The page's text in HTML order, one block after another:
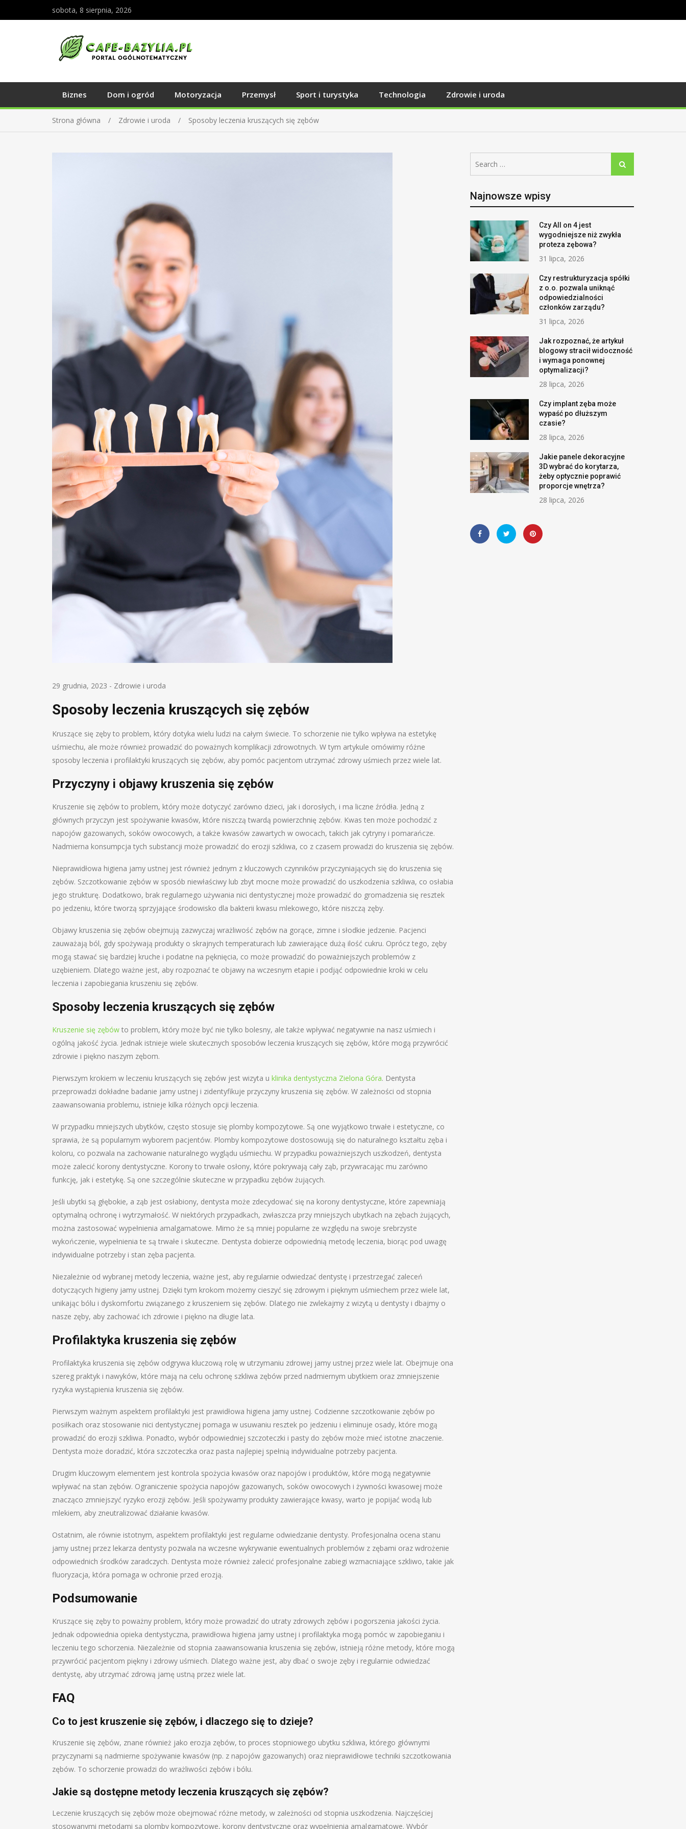
sobota, 8 sierpnia, 2026
Biznes Dom i ogród Motoryzacja Przemysł Sport i turystyka Technologia Zdrowie i uroda
Strona główna Zdrowie i uroda Sposoby leczenia kruszących się zębów
29 grudnia, 2023 - Zdrowie i uroda
Sposoby leczenia kruszących się zębów
Kruszące się zęby to problem, który dotyka wielu ludzi na całym świecie. To schorzenie nie tylko wpływa na estetykę
uśmiechu, ale może również prowadzić do poważnych komplikacji zdrowotnych. W tym artykule omówimy różne
sposoby leczenia i profilaktyki kruszących się zębów, aby pomóc pacjentom utrzymać zdrowy uśmiech przez wiele lat.
Przyczyny i objawy kruszenia się zębów
Kruszenie się zębów to problem, który może dotyczyć zarówno dzieci, jak i dorosłych, i ma liczne źródła. Jedną z
głównych przyczyn jest spożywanie kwasów, które niszczą twardą powierzchnię zębów. Kwas ten może pochodzić z
napojów gazowanych, soków owocowych, a także kwasów zawartych w owocach, takich jak cytryny i pomarańcze.
Nadmierna konsumpcja tych substancji może prowadzić do erozji szkliwa, co z czasem prowadzi do kruszenia się zębów.
Nieprawidłowa higiena jamy ustnej jest również jednym z kluczowych czynników przyczyniających się do kruszenia się
zębów. Szczotkowanie zębów w sposób niewłaściwy lub zbyt mocne może prowadzić do uszkodzenia szkliwa, co osłabia
jego strukturę. Dodatkowo, brak regularnego używania nici dentystycznej może prowadzić do gromadzenia się resztek
po jedzeniu, które tworzą sprzyjające środowisko dla bakterii kwasu mlekowego, które niszczą zęby.
Objawy kruszenia się zębów obejmują zazwyczaj wrażliwość zębów na gorące, zimne i słodkie jedzenie. Pacjenci
zauważają ból, gdy spożywają produkty o skrajnych temperaturach lub zawierające dużą ilość cukru. Oprócz tego, zęby
mogą stawać się bardziej kruche i podatne na pęknięcia, co może prowadzić do poważniejszych problemów z
uzębieniem. Dlatego ważne jest, aby rozpoznać te objawy na wczesnym etapie i podjąć odpowiednie kroki w celu
leczenia i zapobiegania kruszeniu się zębów.
Sposoby leczenia kruszących się zębów
Kruszenie się zębów to problem, który może być nie tylko bolesny, ale także wpływać negatywnie na nasz uśmiech i
ogólną jakość życia. Jednak istnieje wiele skutecznych sposobów leczenia kruszących się zębów, które mogą przywrócić
zdrowie i piękno naszym zębom.
Pierwszym krokiem w leczeniu kruszących się zębów jest wizyta u klinika dentystyczna Zielona Góra. Dentysta
przeprowadzi dokładne badanie jamy ustnej i zidentyfikuje przyczyny kruszenia się zębów. W zależności od stopnia
zaawansowania problemu, istnieje kilka różnych opcji leczenia.
W przypadku mniejszych ubytków, często stosuje się plomby kompozytowe. Są one wyjątkowo trwałe i estetyczne, co
sprawia, że są popularnym wyborem pacjentów. Plomby kompozytowe dostosowują się do naturalnego kształtu zęba i
koloru, co pozwala na zachowanie naturalnego wyglądu uśmiechu. W przypadku poważniejszych uszkodzeń, dentysta
może zalecić korony dentystyczne. Korony to trwałe osłony, które pokrywają cały ząb, przywracając mu zarówno
funkcję, jak i estetykę. Są one szczególnie skuteczne w przypadku zębów żujących.
Jeśli ubytki są głębokie, a ząb jest osłabiony, dentysta może zdecydować się na korony dentystyczne, które zapewniają
optymalną ochronę i wytrzymałość. W niektórych przypadkach, zwłaszcza przy mniejszych ubytkach na zębach żujących,
można zastosować wypełnienia amalgamatowe. Mimo że są mniej popularne ze względu na swoje srebrzyste
wykończenie, wypełnienia te są trwałe i skuteczne. Dentysta dobierze odpowiednią metodę leczenia, biorąc pod uwagę
indywidualne potrzeby i stan zęba pacjenta.
Niezależnie od wybranej metody leczenia, ważne jest, aby regularnie odwiedzać dentystę i przestrzegać zaleceń
dotyczących higieny jamy ustnej. Dzięki tym krokom możemy cieszyć się zdrowym i pięknym uśmiechem przez wiele lat,
unikając bólu i dyskomfortu związanego z kruszeniem się zębów. Dlatego nie zwlekajmy z wizytą u dentysty i dbajmy o
nasze zęby, aby zachować ich zdrowie i piękno na długie lata.
Profilaktyka kruszenia się zębów
Profilaktyka kruszenia się zębów odgrywa kluczową rolę w utrzymaniu zdrowej jamy ustnej przez wiele lat. Obejmuje ona
szereg praktyk i nawyków, które mają na celu ochronę szkliwa zębów przed nadmiernym ubytkiem oraz zmniejszenie
ryzyka wystąpienia kruszenia się zębów.
Pierwszym ważnym aspektem profilaktyki jest prawidłowa higiena jamy ustnej. Codzienne szczotkowanie zębów po
posiłkach oraz stosowanie nici dentystycznej pomaga w usuwaniu resztek po jedzeniu i eliminuje osady, które mogą
prowadzić do erozji szkliwa. Ponadto, wybór odpowiedniej szczoteczki i pasty do zębów może mieć istotne znaczenie.
Dentysta może doradzić, która szczoteczka oraz pasta najlepiej spełnią indywidualne potrzeby pacjenta.
Drugim kluczowym elementem jest kontrola spożycia kwasów oraz napojów i produktów, które mogą negatywnie
wpływać na stan zębów. Ograniczenie spożycia napojów gazowanych, soków owocowych i żywności kwasowej może
znacząco zmniejszyć ryzyko erozji zębów. Jeśli spożywamy produkty zawierające kwasy, warto je popijać wodą lub
mlekiem, aby zneutralizować działanie kwasów.
Ostatnim, ale równie istotnym, aspektem profilaktyki jest regularne odwiedzanie dentysty. Profesjonalna ocena stanu
jamy ustnej przez lekarza dentysty pozwala na wczesne wykrywanie ewentualnych problemów z zębami oraz wdrożenie
odpowiednich środków zaradczych. Dentysta może również zalecić profesjonalne zabiegi wzmacniające szkliwo, takie jak
fluoryzacja, która pomaga w ochronie przed erozją.
Podsumowanie
Kruszące się zęby to poważny problem, który może prowadzić do utraty zdrowych zębów i pogorszenia jakości życia.
Jednak odpowiednia opieka dentystyczna, prawidłowa higiena jamy ustnej i profilaktyka mogą pomóc w zapobieganiu i
leczeniu tego schorzenia. Niezależnie od stopnia zaawansowania kruszenia się zębów, istnieją różne metody, które mogą
przywrócić pacjentom piękny i zdrowy uśmiech. Dlatego ważne jest, aby dbać o swoje zęby i regularnie odwiedzać
dentystę, aby utrzymać zdrową jamę ustną przez wiele lat.
FAQ
Co to jest kruszenie się zębów, i dlaczego się to dzieje?
Kruszenie się zębów, znane również jako erozja zębów, to proces stopniowego ubytku szkliwa, którego głównymi
przyczynami są nadmierne spożywanie kwasów (np. z napojów gazowanych) oraz nieprawidłowe techniki szczotkowania
zębów. To schorzenie prowadzi do wrażliwości zębów i bólu.
Jakie są dostępne metody leczenia kruszących się zębów?
Leczenie kruszących się zębów może obejmować różne metody, w zależności od stopnia uszkodzenia. Najczęściej
stosowanymi metodami są plomby kompozytowe, korony dentystyczne oraz wypełnienia amalgamatowe. Wybór
for:
Search
Najnowsze wpisy
Czy All on 4 jest
wygodniejsze niż zwykła
proteza zębowa?
31 lipca, 2026
Czy restrukturyzacja spółki
z o.o. pozwala uniknąć
odpowiedzialności
członków zarządu?
31 lipca, 2026
Jak rozpoznać, że artykuł
blogowy stracił widoczność
i wymaga ponownej
optymalizacji?
28 lipca, 2026
Czy implant zęba może
wypaść po dłuższym
czasie?
28 lipca, 2026
Jakie panele dekoracyjne
3D wybrać do korytarza,
żeby optycznie poprawić
proporcje wnętrza?
28 lipca, 2026